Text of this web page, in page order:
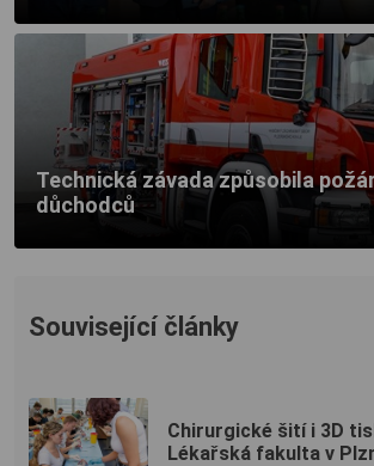
Technická závada způsobila
důchodců
Související články
Chirurgické šití i 3D
Lékařská fakulta v